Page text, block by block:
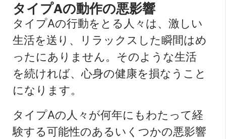
タイプAの動作の悪影響
タイプAの行動をとる人々は、激しい
生活を送り、リラックスした瞬間はめ
ったにありません。そのような生活
を続ければ、心身の健康を損なうこと
になります。
タイプAの人々が何年にもわたって経
験する可能性のあるいくつかの悪影響